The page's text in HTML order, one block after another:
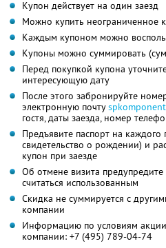
Купон действует на один заезд
Можно купить неограниченное
Каждым купоном можно
Купоны можно суммировать
Перед покупкой купона
интересующую дату
После этого забронируйте
электронную почту
гостя, даты заезда, номер
Предъявите паспорт на каждого
свидетельство о рождении) и
купон при заезде
Об отмене визита
считаться использованным
Скидка не суммируется с
компании
Информацию по условиям
компании: +7 (495) 789-04-74